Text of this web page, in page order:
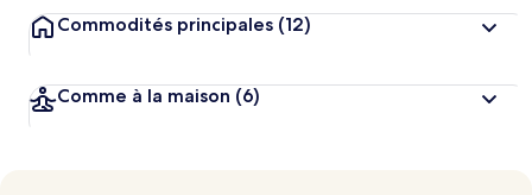
Commodités principales (12)
Comme à la maison (6)